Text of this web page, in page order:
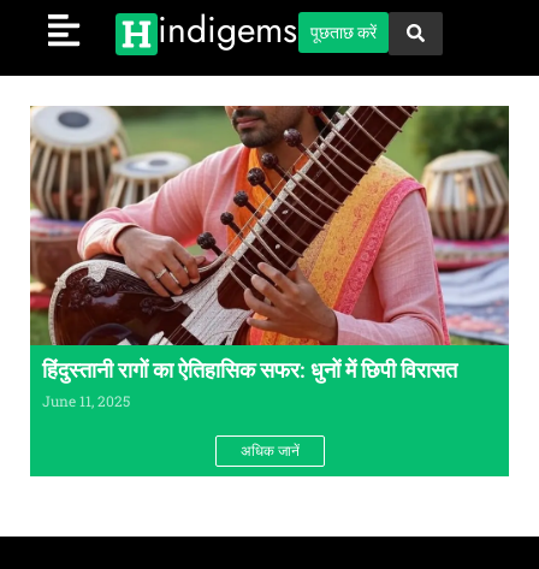
indigems पूछताछ करें
हिंदुस्तानी रागों का ऐतिहासिक सफर: धुनों में छिपी विरासत
June 11, 2025
अधिक जानें